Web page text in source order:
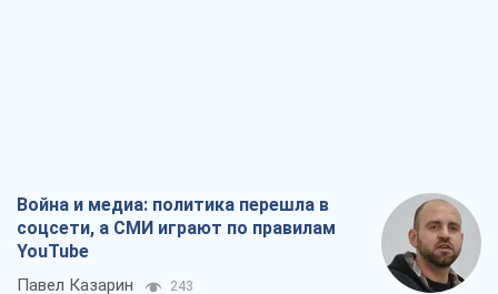
Война и медиа: политика перешла в
соцсети, а СМИ играют по правилам
YouTube
Павел Казарин 243